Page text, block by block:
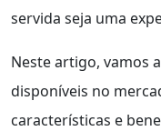
servida seja uma
Neste artigo, vamos
disponíveis no
características e